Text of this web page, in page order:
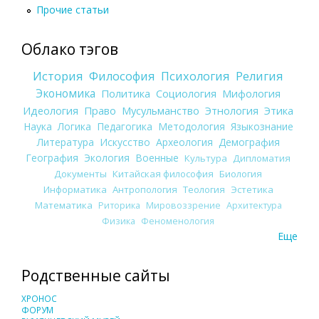
Прочие статьи
Облако тэгов
История Философия Психология Религия
Экономика Политика Социология Мифология
Идеология Право Мусульманство Этнология Этика
Наука Логика Педагогика Методология Языкознание
Литература Искусство Археология Демография
География Экология Военные Культура
Дипломатия
Документы Китайская философия Биология
Информатика Антропология Теология Эстетика
Математика Риторика Мировоззрение Архитектура
Физика Феноменология
Еще
Родственные сайты
ХРОНОС
ФОРУМ